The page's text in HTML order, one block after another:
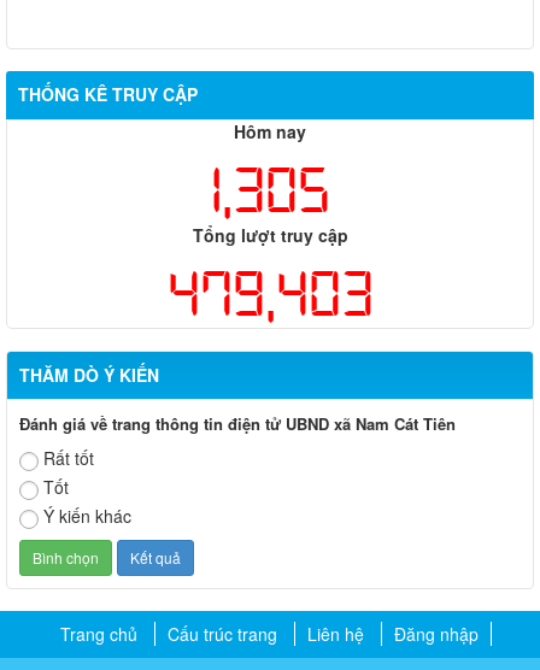
THỐNG KÊ TRUY CẬP
Hôm nay
1,305
Tổng lượt truy cập
479,403
THĂM DÒ Ý KIẾN
Đánh giá về trang thông tin điện tử UBND xã Nam Cát Tiên
Rất tốt
Tốt
Ý kiến khác
Trang chủ Cấu trúc trang Liên hệ Đăng nhập